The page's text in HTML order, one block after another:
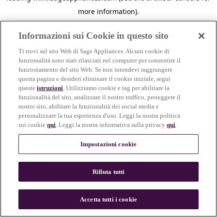
more information).
n
Informazioni sui Cookie in questo sito
Ti trovi sul sito Web di Sage Appliances. Alcuni cookie di
funzionalità sono stati rilasciati nel computer per consentire il
funzionamento del sito Web. Se non intendevi raggiungere
questa pagina e desideri eliminare il cookie iniziale, segui
questeistruzioni. Utilizziamo cookie e tag per abilitare la
funzionalità del sito, analizzare il nostro traffico, proteggere il
nostro sito, abilitare la funzionalità dei social media e
personalizzare la tua esperienza d'uso. Leggi la nostra politica
sui cookiequi. Leggi la nostra informativa sulla privacyqui.
Impostazioni cookie
Rifiuta tutti
Accetta tutti i cookie